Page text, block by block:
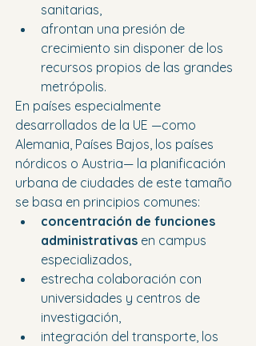
sanitarias,
afrontan una presión de
crecimiento sin disponer de los
recursos propios de las grandes
metrópolis.
En países especialmente
desarrollados de la UE —como
Alemania, Países Bajos, los países
nórdicos o Austria— la planificación
urbana de ciudades de este tamaño
se basa en principios comunes:
concentración de funciones
administrativas en campus
especializados,
estrecha colaboración con
universidades y centros de
investigación,
integración del transporte, los